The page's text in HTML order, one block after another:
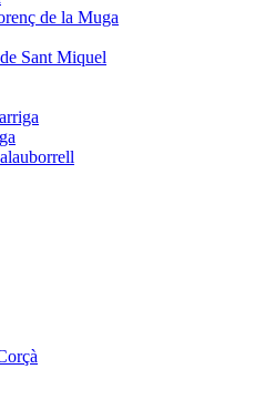
de la Muga
Sant Miquel